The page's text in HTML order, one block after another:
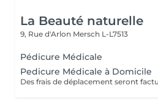
La Beauté naturelle
9, Rue d'Arlon Mersch L-L7513
Pédicure Médicale
Pedicure Médicale à Domicile
Des frais de déplacement seront